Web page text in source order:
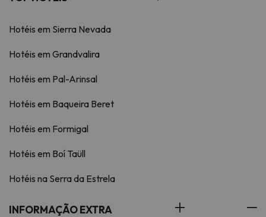
Hotéis em Sierra Nevada
Hotéis em Grandvalira
Hotéis em Pal-Arinsal
Hotéis em Baqueira Beret
Hotéis em Formigal
Hotéis em Boí Taüll
Hotéis na Serra da Estrela
INFORMAÇÃO EXTRA